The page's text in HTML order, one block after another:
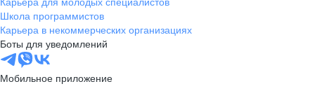
Школа программистов
Карьера в некоммерческих организациях
Боты для уведомлений
Мобильное приложение